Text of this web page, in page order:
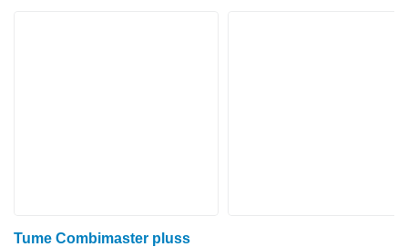
Tume Combimaster pluss